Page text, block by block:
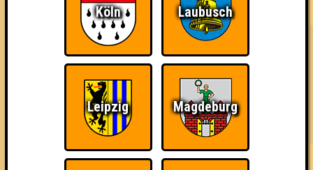
4. Die Dodos
13 16 42
4. Quiz me gently
5. Geh'n Sie mir nicht auf den Keks
18 13 41
13 13 13 39
Köln Laubusch
Leipzig Magdeburg